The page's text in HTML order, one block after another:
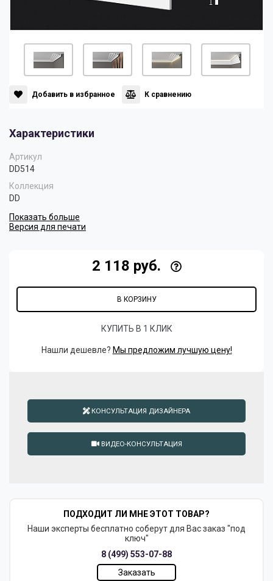
Пилястры
Плинтусы
Скрытое освещение
Нео Классика
Султан
Хай Тек
Цветные плинтусы
Добавить в избранное К сравнению
Характеристики
Артикул
DD514
Коллекция
DD
Показать больше
Версия для печати
2 118 руб.
В КОРЗИНУ
КУПИТЬ В 1 КЛИК
Нашли дешевле? Мы предложим лучшую цену!
КОНСУЛЬТАЦИЯ ДИЗАЙНЕРА
ВИДЕО-КОНСУЛЬТАЦИЯ
ПОДХОДИТ ЛИ МНЕ ЭТОТ ТОВАР?
Наши эксперты бесплатно соберут для Вас заказ "под
ключ"
8 (499) 553-07-88
Заказать